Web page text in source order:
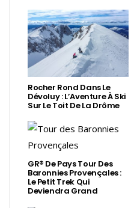
Rocher Rond Dans Le
Dévoluy : L’Aventure À Ski
Sur Le Toit De La Drôme
GR® De Pays Tour Des
Baronnies Provençales :
Le Petit Trek Qui
Deviendra Grand